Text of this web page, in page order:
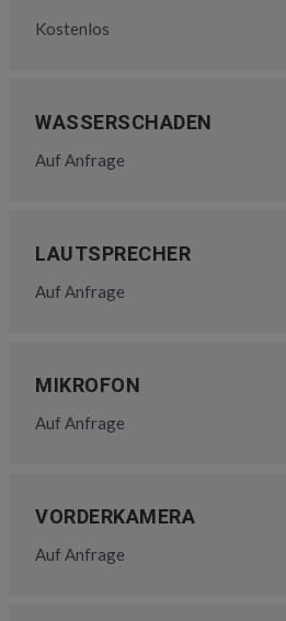
Kostenlos
WASSERSCHADEN
Auf Anfrage
LAUTSPRECHER
Auf Anfrage
MIKROFON
Auf Anfrage
VORDERKAMERA
Auf Anfrage